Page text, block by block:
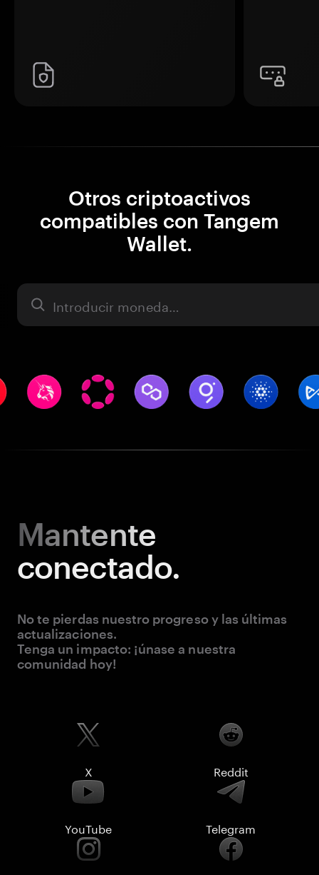
Otros criptoactivos
compatibles con Tangem
Wallet.
Activo
Mantente
conectado.
No te pierdas nuestro progreso y las últimas
actualizaciones.
Tenga un impacto: ¡únase a nuestra
comunidad hoy!
X Reddit
YouTube Telegram